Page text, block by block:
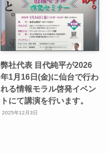
弊社代表 目代純平が2026
年1月16日(金)に仙台で行わ
れる情報モラル啓発イベン
トにて講演を行います。
2025年12月3日